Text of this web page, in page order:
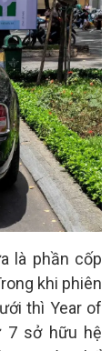
là phần cốp
khi phiên
thì Year of
7 sở hữu hệ